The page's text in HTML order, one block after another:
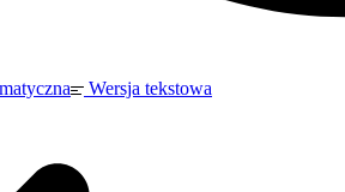
Wersja tekstowa